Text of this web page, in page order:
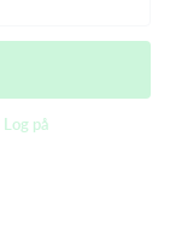
Log på